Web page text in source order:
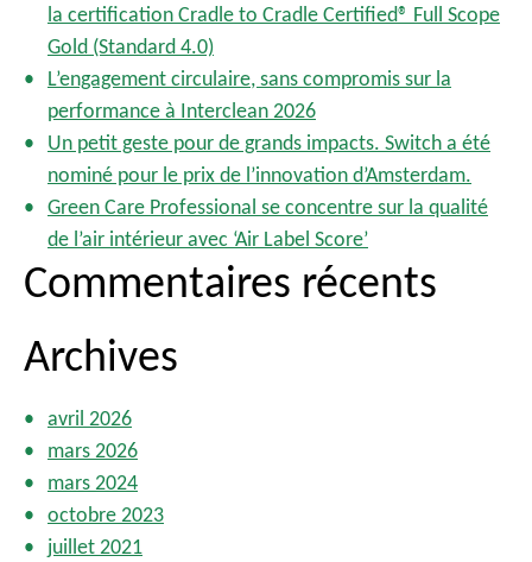
i
n
la certification Cradle to Cradle Certified® Full Scope
Gold (Standard 4.0)
L’engagement circulaire, sans compromis sur la
performance à Interclean 2026
Un petit geste pour de grands impacts. Switch a été
nominé pour le prix de l’innovation d’Amsterdam.
Green Care Professional se concentre sur la qualité
de l’air intérieur avec ‘Air Label Score’
Commentaires récents
Archives
avril 2026
mars 2026
mars 2024
octobre 2023
juillet 2021